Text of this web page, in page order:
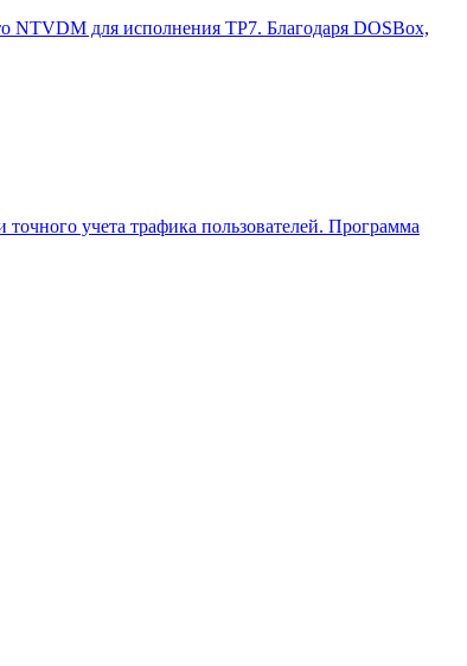
NTVDM для исполнения TP7. Благодаря DOSBox,
учета трафика пользователей. Программа